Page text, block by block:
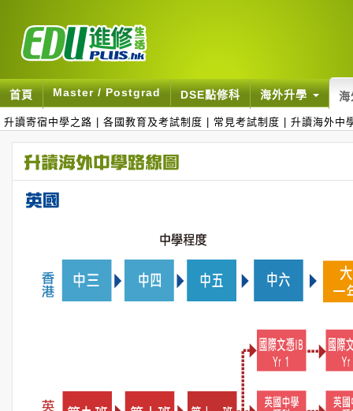
首頁 Master / Postgrad DSE點修科 海外升學 海
升讀寄宿中學之路 各國教育及考試制度 常見考試制度 升讀海外中